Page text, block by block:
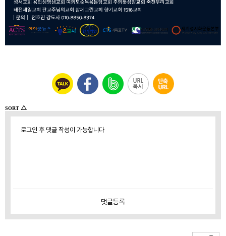
SORT △
로그인 후 댓글 작성이 가능합니다
댓글등록